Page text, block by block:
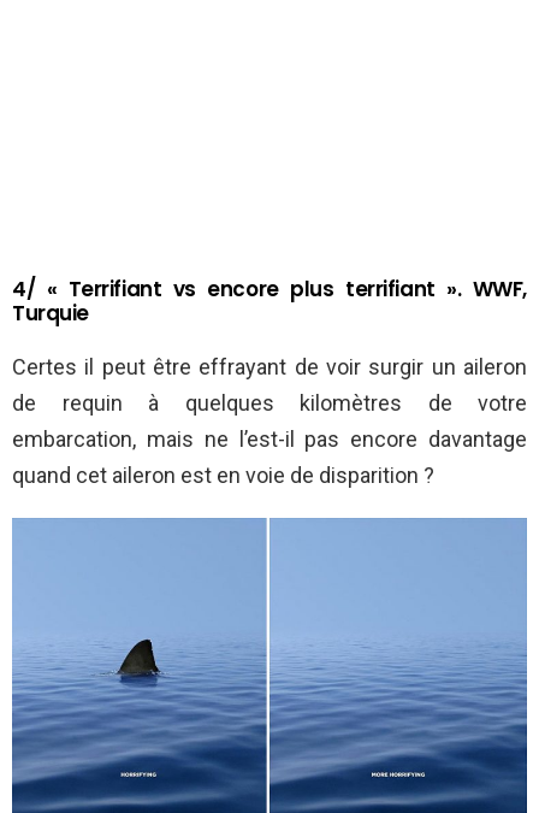
4/ « Terrifiant vs encore plus terrifiant ». WWF,
Turquie
Certes il peut être effrayant de voir surgir un aileron
de requin à quelques kilomètres de votre
embarcation, mais ne l’est-il pas encore davantage
quand cet aileron est en voie de disparition ?